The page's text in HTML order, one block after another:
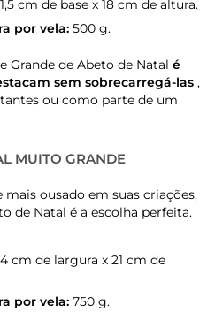
cm de base x 18 cm de altura.
por vela: 500 g.
Grande de Abeto de Natal é
sem sobrecarregá-las ,
ou como parte de um
MUITO GRANDE
ousado em suas criações,
de Natal é a escolha perfeita.
cm de largura x 21 cm de
por vela: 750 g.